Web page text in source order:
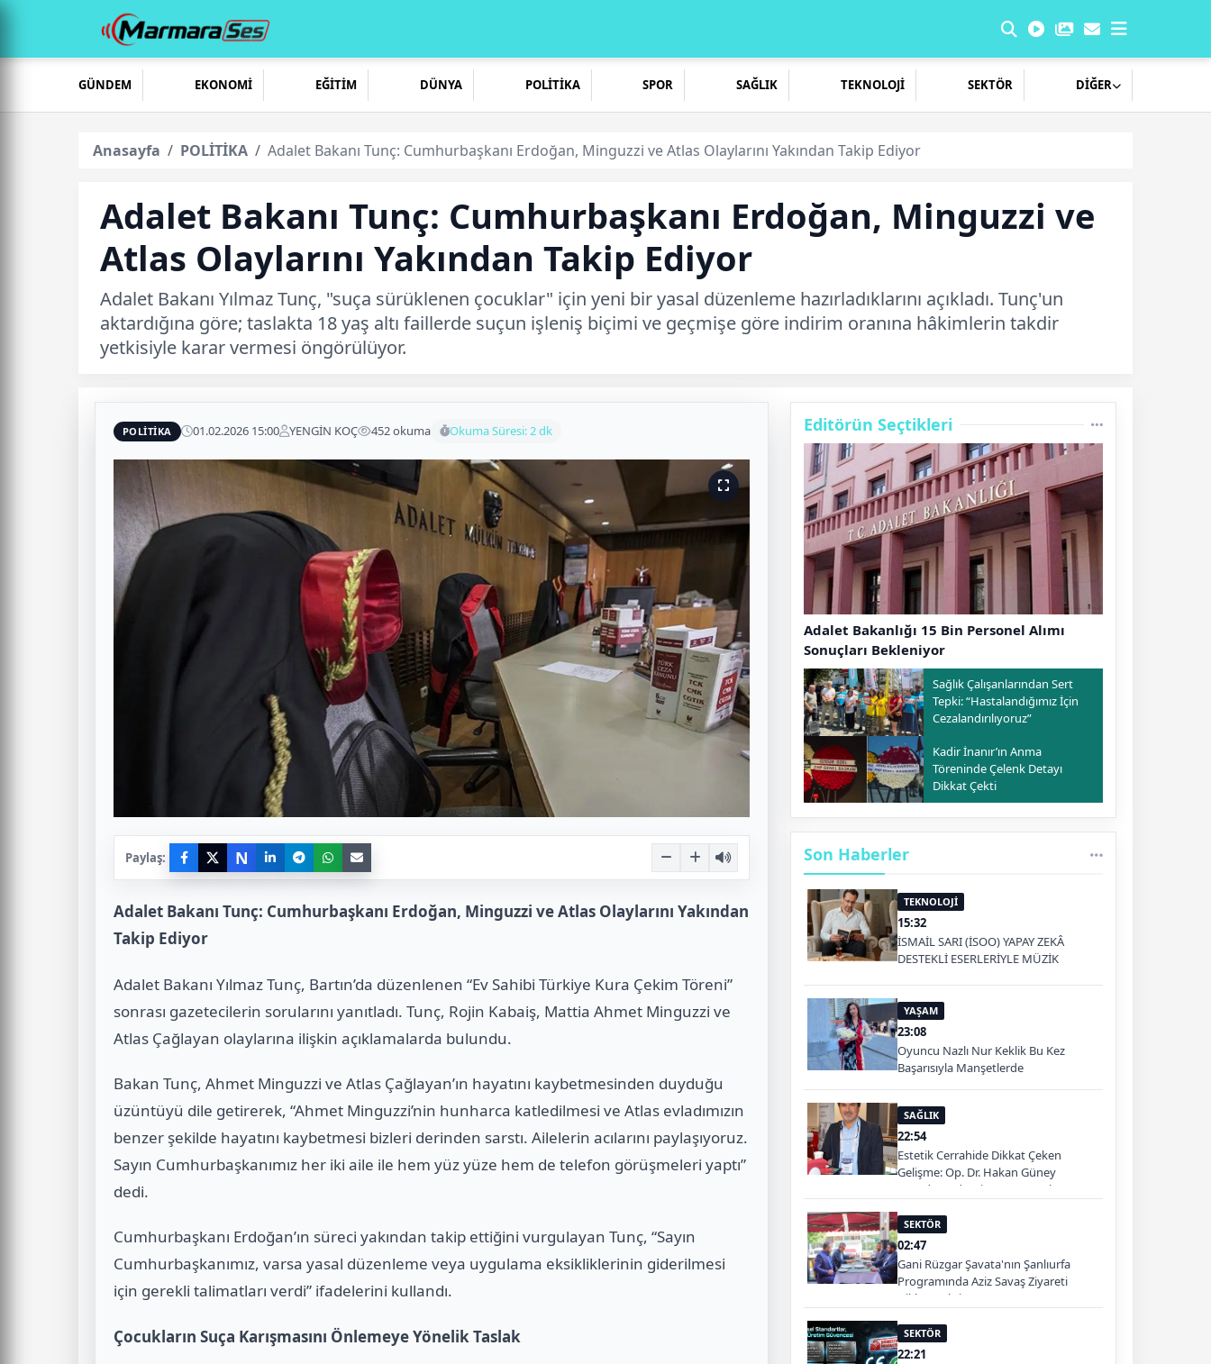
GÜNDEM EKONOMİ EĞİTİM DÜNYA POLİTİKA SPOR SAĞLIK TEKNOLOJİ SEKTÖR DİĞER
Anasayfa POLİTİKA Adalet Bakanı Tunç: Cumhurbaşkanı Erdoğan, Minguzzi ve Atlas Olaylarını Yakından Takip Ediyor
Adalet Bakanı Tunç: Cumhurbaşkanı Erdoğan, Minguzzi ve
Atlas Olaylarını Yakından Takip Ediyor
Adalet Bakanı Yılmaz Tunç, "suça sürüklenen çocuklar" için yeni bir yasal düzenleme hazırladıklarını açıkladı. Tunç'un
aktardığına göre; taslakta 18 yaş altı faillerde suçun işleniş biçimi ve geçmişe göre indirim oranına hâkimlerin takdir
yetkisiyle karar vermesi öngörülüyor.
POLİTİKA 01.02.2026 15:00 YENGİN KOÇ 452 okuma Okuma Süresi: 2 dk
Paylaş: N
Adalet Bakanı Tunç: Cumhurbaşkanı Erdoğan, Minguzzi ve Atlas Olaylarını Yakından
Takip Ediyor
Adalet Bakanı Yılmaz Tunç, Bartın’da düzenlenen “Ev Sahibi Türkiye Kura Çekim Töreni”
sonrası gazetecilerin sorularını yanıtladı. Tunç, Rojin Kabaiş, Mattia Ahmet Minguzzi ve
Atlas Çağlayan olaylarına ilişkin açıklamalarda bulundu.
Bakan Tunç, Ahmet Minguzzi ve Atlas Çağlayan’ın hayatını kaybetmesinden duyduğu
üzüntüyü dile getirerek, “Ahmet Minguzzi’nin hunharca katledilmesi ve Atlas evladımızın
benzer şekilde hayatını kaybetmesi bizleri derinden sarstı. Ailelerin acılarını paylaşıyoruz.
Sayın Cumhurbaşkanımız her iki aile ile hem yüz yüze hem de telefon görüşmeleri yaptı”
dedi.
Cumhurbaşkanı Erdoğan’ın süreci yakından takip ettiğini vurgulayan Tunç, “Sayın
Cumhurbaşkanımız, varsa yasal düzenleme veya uygulama eksikliklerinin giderilmesi
için gerekli talimatları verdi” ifadelerini kullandı.
Çocukların Suça Karışmasını Önlemeye Yönelik Taslak
Editörün Seçtikleri
Adalet Bakanlığı 15 Bin Personel Alımı
Sonuçları Bekleniyor
Sağlık Çalışanlarından Sert
Tepki: “Hastalandığımız İçin
Cezalandırılıyoruz”
Kadir İnanır’ın Anma
Töreninde Çelenk Detayı
Dikkat Çekti
Son Haberler
TEKNOLOJİ
15:32
İSMAİL SARI (İSOO) YAPAY ZEKÂ
DESTEKLİ ESERLERİYLE MÜZİK
YAŞAM
23:08
Oyuncu Nazlı Nur Keklik Bu Kez
Başarısıyla Manşetlerde
SAĞLIK
22:54
Estetik Cerrahide Dikkat Çeken
Gelişme: Op. Dr. Hakan Güney
Kuşadası'nda Hizmet Verecek
SEKTÖR
02:47
Gani Rüzgar Şavata'nın Şanlıurfa
Programında Aziz Savaş Ziyareti
Dikkat Çekti
SEKTÖR
22:21